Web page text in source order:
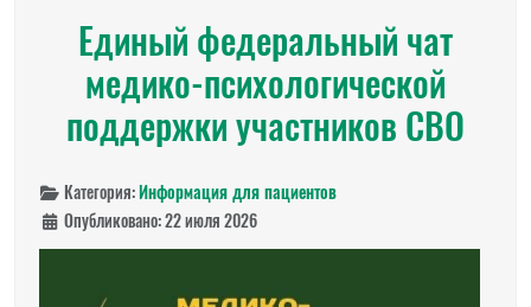
Единый федеральный чат
медико-психологической
поддержки участников СВО
Категория:Информация для пациентов
Опубликовано: 22 июля 2026